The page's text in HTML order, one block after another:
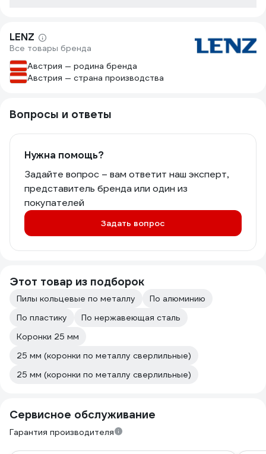
LENZ
Все товары бренда
Австрия — родина бренда
Австрия — страна производства
Вопросы и ответы
Нужна помощь?
Задайте вопрос – вам ответит наш эксперт,
представитель бренда или один из
покупателей
Задать вопрос
Этот товар из подборок
Пилы кольцевые по металлу
По алюминию
По пластику
По нержавеющая сталь
Коронки 25 мм
25 мм (коронки по металлу сверлильные)
25 мм (коронки по металлу сверлильные)
Сервисное обслуживание
Гарантия производителя